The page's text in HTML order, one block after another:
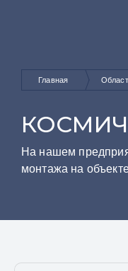
Главная
На нашем
монтажа на